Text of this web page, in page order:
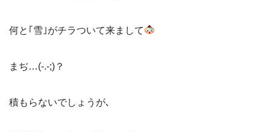
何と｢雪｣がチラついて来まして
まぢ…(-.-;)？
積もらないでしょうが､